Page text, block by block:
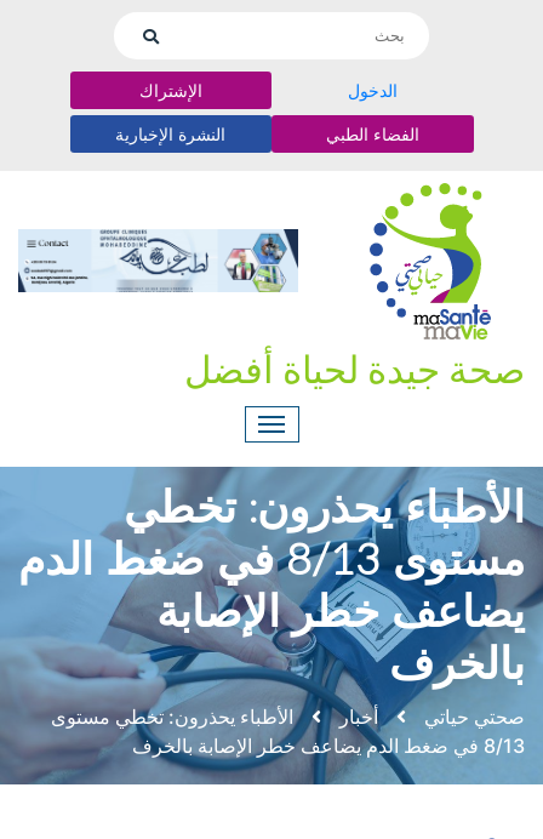
الدخول الإشتراك
الفضاء الطبي النشرة الإخبارية
صحة جيدة لحياة أفضل
الأطباء يحذرون: تخطي
مستوى 8/13 في ضغط الدم
يضاعف خطر الإصابة
بالخرف
صحتي حياتي أخبار
الأطباء يحذرون: تخطي مستوى
8/13 في ضغط الدم يضاعف خطر الإصابة بالخرف